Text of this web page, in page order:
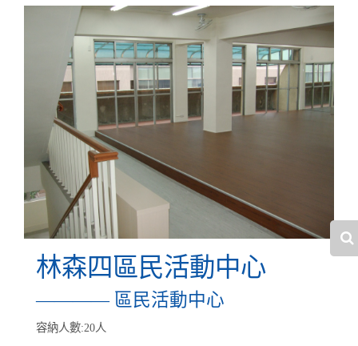
林森四區民活動中心
———— 區民活動中心
容納人數:20人